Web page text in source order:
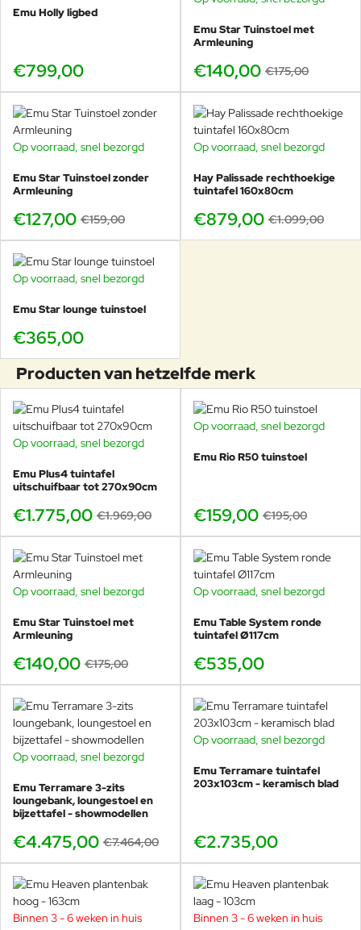
Verstelbaar zitten, drankje erbij, en een
geheel.
Overzichtelijk kiezen: voordelen
en toepassing
Pluspunten
Minimalistische vorm die rustig blijft in elke setting
Ideaal naast loungestoel, ligbed of voetenbank
Past perfect in de Holly collectie en bij andere
EMU lounge meubels
Waar gebruik je hem het meest
Naast een verstelbare stoel als vaste plek voor je
glas of boek
Bij een ligbed als poolside tafel
In een loungehoek als extra “laag” in je opstelling
Op balkon of patio als compacte, stijlvolle tafel
verschil in gebruiksgemak.
Combineert moeiteloos met Holly
ligbed en voetenbank
Wil je een complete relaxzone in dezelfde strakke
Holly ligbed. De bijzettafel is ideaal om naast het ligbed te
zetten, zodat alles binnen handbereik ligt.
Extra comfortabel wordt het met de
. Samen creëer je een rustige, luxe opstelling
die past bij modern buitenleven.
Ook prachtig bij andere EMU
lounge meubels
De kracht van de Holly bijzettafel is dat hij niet “dominant” is.
Emu Holly ligbed
€799,00
Emu Star Tuinstoel met
Armleuning
€140,00 €175,00
-20%
Op voorraad, snel bezorgd
Emu Star Tuinstoel zonder
Armleuning
€127,00 €159,00
-20%
Op voorraad, snel bezorgd
Hay Palissade rechthoekige
tuintafel 160x80cm
€879,00 €1.099,00
Op voorraad, snel bezorgd
Emu Star lounge tuinstoel
€365,00
Producten van hetzelfde merk
-10%
Op voorraad, snel bezorgd
Emu Plus4 tuintafel
uitschuifbaar tot 270x90cm
€1.775,00 €1.969,00
-18%
Op voorraad, snel bezorgd
Emu Rio R50 tuinstoel
€159,00 €195,00
-20%
Op voorraad, snel bezorgd
Emu Star Tuinstoel met
Armleuning
€140,00 €175,00
Op voorraad, snel bezorgd
Emu Table System ronde
tuintafel Ø117cm
€535,00
BUNDELKORTING
-40%
Op voorraad, snel bezorgd
Emu Terramare 3-zits
loungebank, loungestoel en
bijzettafel - showmodellen
€4.475,00 €7.464,00
Op voorraad, snel bezorgd
Emu Terramare tuintafel
203x103cm - keramisch blad
€2.735,00
Binnen 3 - 6 weken in huis Binnen 3 - 6 weken in huis